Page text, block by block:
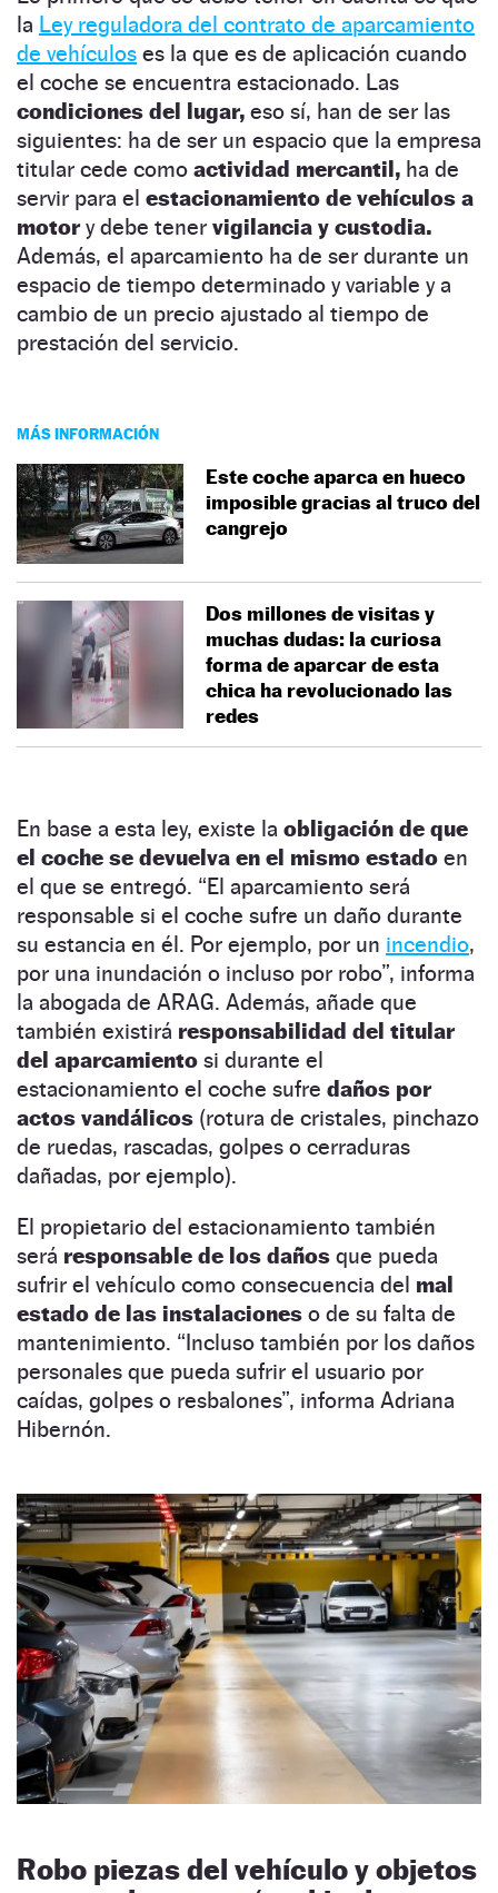
la Ley reguladora del contrato de aparcamiento
de vehículos es la que es de aplicación cuando
el coche se encuentra estacionado. Las
condiciones del lugar, eso sí, han de ser las
siguientes: ha de ser un espacio que la empresa
titular cede como actividad mercantil, ha de
servir para el estacionamiento de vehículos a
motory debe tener vigilancia y custodia.
Además, el aparcamiento ha de ser durante un
espacio de tiempo determinado y variable y a
cambio de un precio ajustado al tiempo de
prestación del servicio.
MÁS INFORMACIÓN
Este coche aparca en hueco
imposible gracias al truco del
cangrejo
Dos millones de visitas y
muchas dudas: la curiosa
forma de aparcar de esta
chica ha revolucionado las
redes
En base a esta ley, existe la obligación de que
el coche se devuelva en el mismo estado en
el que se entregó. “El aparcamiento será
responsable si el coche sufre un daño durante
su estancia en él. Por ejemplo, por un incendio,
por una inundación o incluso por robo”, informa
la abogada de ARAG. Además, añade que
también existirá responsabilidad del titular
del aparcamiento si durante el
estacionamiento el coche sufre daños por
actos vandálicos (rotura de cristales, pinchazo
de ruedas, rascadas, golpes o cerraduras
dañadas, por ejemplo).
El propietario del estacionamiento también
será responsable de los daños que pueda
sufrir el vehículo como consecuencia del mal
estado de las instalaciones o de su falta de
mantenimiento. “Incluso también por los daños
personales que pueda sufrir el usuario por
caídas, golpes o resbalones”, informa Adriana
Hibernón.
Robo piezas del vehículo y objetos